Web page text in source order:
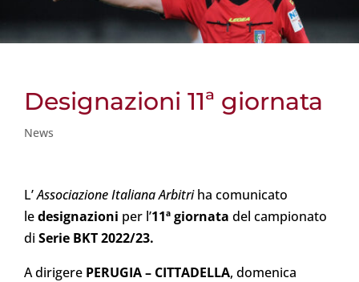
Designazioni 11ª giornata
News
L’Associazione Italiana Arbitriha comunicato
ledesignazioni per l’11ª giornata del campionato
di Serie BKT 2022/23.
A dirigere PERUGIA– CITTADELLA, domenica